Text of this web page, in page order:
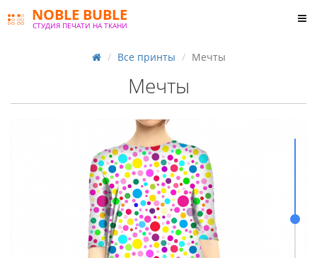
NOBLE BUBLE
СТУДИЯ ПЕЧАТИ НА ТКАНИ
Все принты Мечты
Мечты